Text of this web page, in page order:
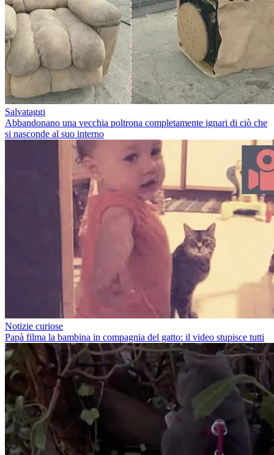
Salvataggi
Abbandonano una vecchia poltrona completamente ignari di ciò che
si nasconde al suo interno
Notizie curiose
Papà filma la bambina in compagnia del gatto: il video stupisce tutti